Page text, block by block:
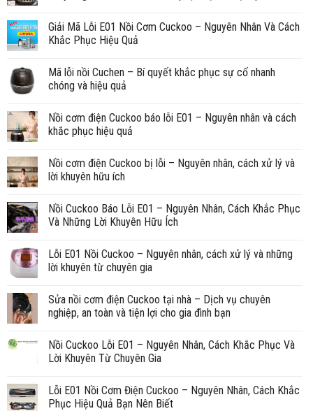
Giải Mã Lỗi E01 Nồi Cơm Cuckoo – Nguyên Nhân Và Cách
Khắc Phục Hiệu Quả
Mã lỗi nồi Cuchen – Bí quyết khắc phục sự cố nhanh
chóng và hiệu quả
Nồi cơm điện Cuckoo báo lỗi E01 – Nguyên nhân và cách
khắc phục hiệu quả
Nồi cơm điện Cuckoo bị lỗi – Nguyên nhân, cách xử lý và
lời khuyên hữu ích
Nồi Cuckoo Báo Lỗi E01 – Nguyên Nhân, Cách Khắc Phục
Và Những Lời Khuyên Hữu Ích
Lỗi E01 Nồi Cuckoo – Nguyên nhân, cách xử lý và những
lời khuyên từ chuyên gia
Sửa nồi cơm điện Cuckoo tại nhà – Dịch vụ chuyên
nghiệp, an toàn và tiện lợi cho gia đình bạn
Nồi Cuckoo Lỗi E01 – Nguyên Nhân, Cách Khắc Phục Và
Lời Khuyên Từ Chuyên Gia
Lỗi E01 Nồi Cơm Điện Cuckoo – Nguyên Nhân, Cách Khắc
Phục Hiệu Quả Bạn Nên Biết